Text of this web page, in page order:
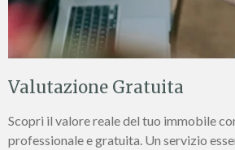
Valutazione Gratuita
Scopri il valore reale del tuo immobile
professionale e gratuita. Un servizio